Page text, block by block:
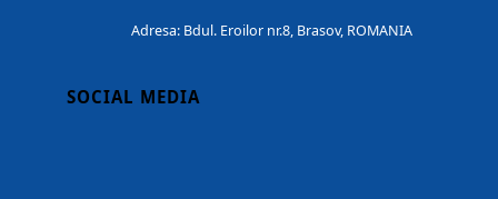
Adresa: Bdul. Eroilor nr.8, Brasov, ROMANIA
SOCIAL MEDIA